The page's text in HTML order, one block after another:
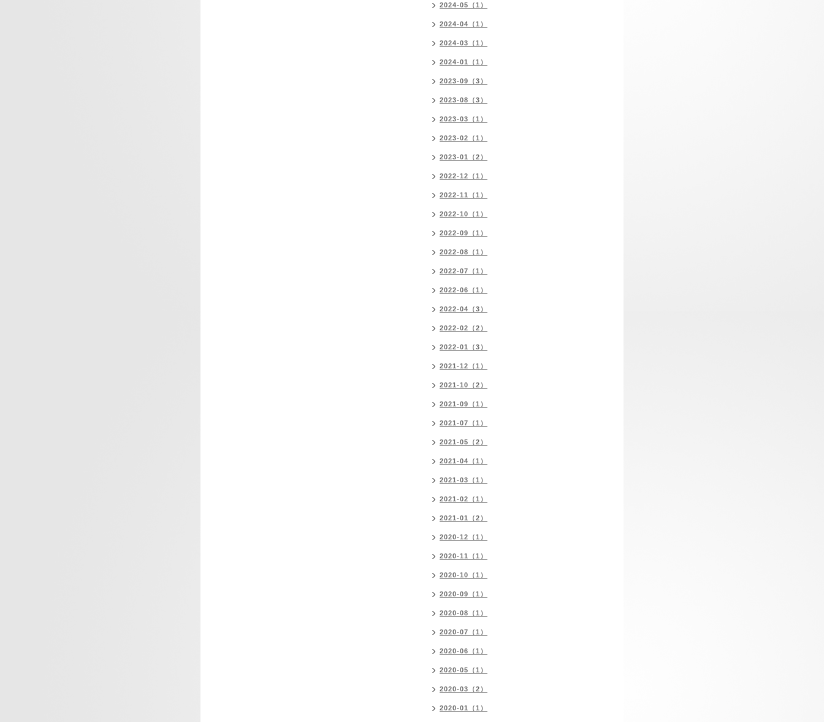
2024-05（1）
2024-04（1）
2024-03（1）
2024-01（1）
2023-09（3）
2023-08（3）
2023-03（1）
2023-02（1）
2023-01（2）
2022-12（1）
2022-11（1）
2022-10（1）
2022-09（1）
2022-08（1）
2022-07（1）
2022-06（1）
2022-04（3）
2022-02（2）
2022-01（3）
2021-12（1）
2021-10（2）
2021-09（1）
2021-07（1）
2021-05（2）
2021-04（1）
2021-03（1）
2021-02（1）
2021-01（2）
2020-12（1）
2020-11（1）
2020-10（1）
2020-09（1）
2020-08（1）
2020-07（1）
2020-06（1）
2020-05（1）
2020-03（2）
2020-01（1）